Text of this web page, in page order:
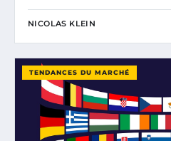
NICOLAS KLEIN
TENDANCES DU MARCHÉ